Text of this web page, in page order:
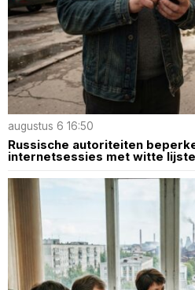
augustus 6 16:50
Russische autoriteiten
internetsessies met witte